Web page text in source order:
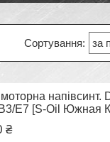
напівсинт.
E7 [S-Oil Южная
₴